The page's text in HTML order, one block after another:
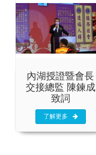
內湖授證暨會長
交接總監 陳鍊成
致詞
了解更多